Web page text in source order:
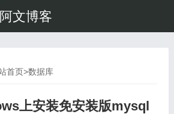
阿文博客
首页>数据库
上安装免安装版mysql